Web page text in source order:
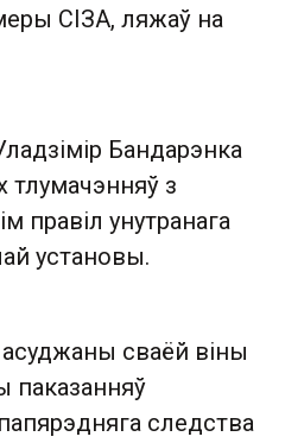
СІЗА, ляжаў на
Бандарэнка
тлумачэнняў з
правіл унутранага
установы.
асуджаны сваёй віны
паказанняў
следства